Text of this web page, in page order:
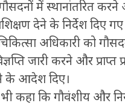
में स्थानांतरित
देने के निर्देश दिए
अधिकारी को
जारी करने और प्राप्त
के आदेश दिए।
भी कहा कि गौवंशीय और